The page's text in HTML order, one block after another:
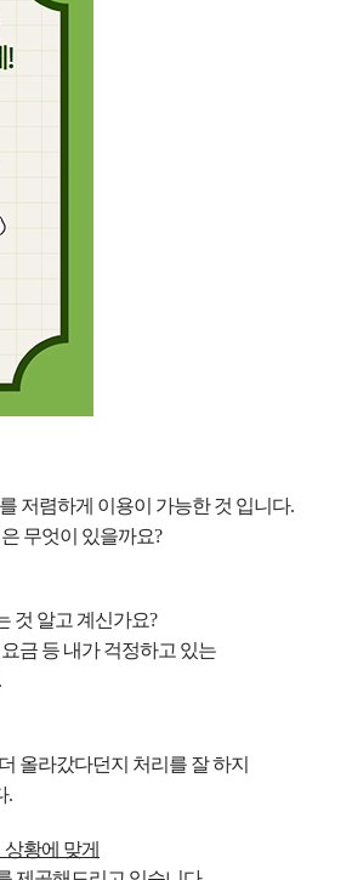
저렴하게 이용이 가능한 것 입니다.
무엇이 있을까요?
것 알고 계신가요?
금 등 내가 걱정하고 있는
올라갔다던지 처리를 잘 하지
.
황에 맞게